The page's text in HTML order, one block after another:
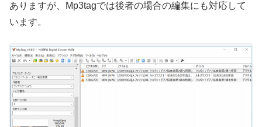
ありますが、Mp3tagでは後者の場合の編集にも対応して
います。